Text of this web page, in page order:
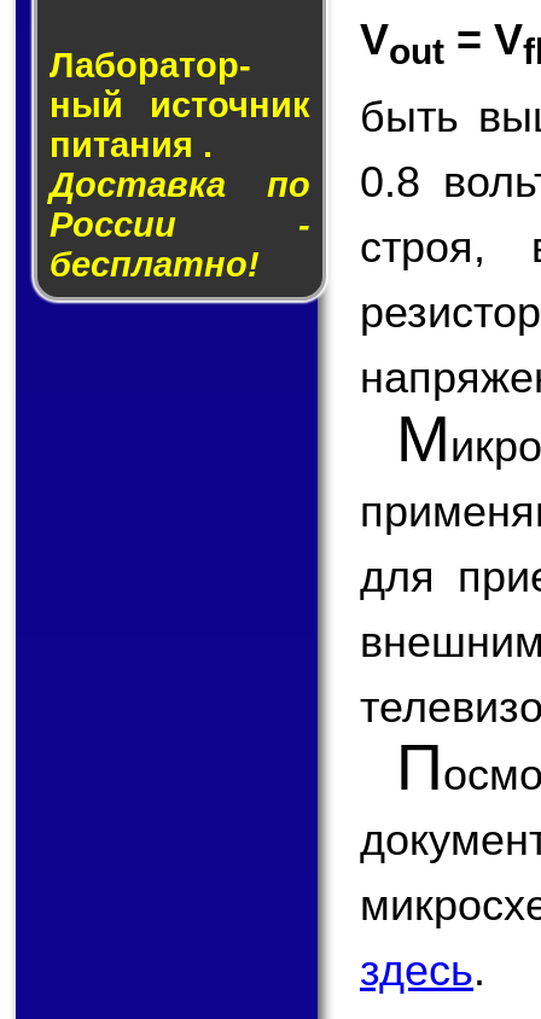
Лаборатор­
ный ис­точ­ник
пи­та­ния .
Доставка по
России -
бесплатно!
Vout = V
быть
0.8
строя,
М
для
П
здесь.